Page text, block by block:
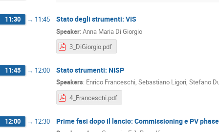
11:30 → 11:45 Stato degli strumenti: VIS
Speaker: Anna Maria Di Giorgio
3_DiGiorgio.pdf
11:45 → 12:00 Stato strumenti: NISP
Speakers: Enrico Franceschi, Sebastiano Ligori, Stefano
4_Franceschi.pdf
12:00 → 12:30 Prime fasi dopo il lancio: Commissioning e PV phase